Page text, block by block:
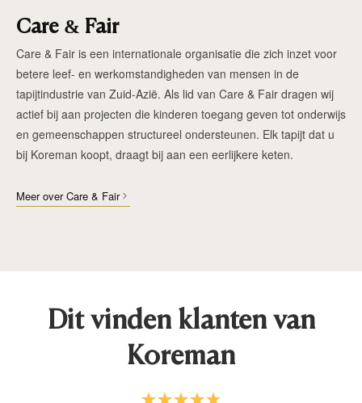
Care & Fair
Care & Fair is een internationale organisatie die zich inzet voor
betere leef- en werkomstandigheden van mensen in de
tapijtindustrie van Zuid-Azië. Als lid van Care & Fair dragen wij
actief bij aan projecten die kinderen toegang geven tot onderwijs
en gemeenschappen structureel ondersteunen. Elk tapijt dat u
bij Koreman koopt, draagt bij aan een eerlijkere keten.
Meer over Care & Fair
Dit vinden klanten van
Koreman